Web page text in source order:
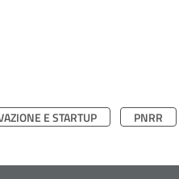
E STARTUP PNRR